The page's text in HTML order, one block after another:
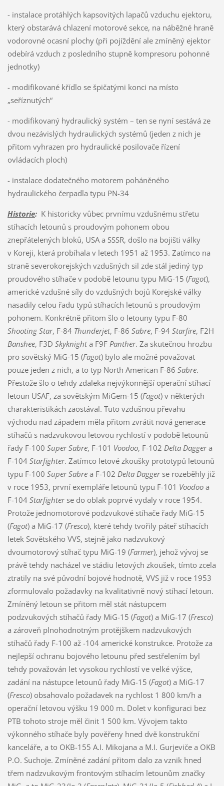
- instalace protáhlých kapsovitých lapačů vzduchu ejektoru,
který obstarává chlazení motorové sekce, na náběžné hraně
vodorovné ocasní plochy (při pojíždění ale zmíněný ejektor
odebírá vzduch z posledního stupně kompresoru pohonné
jednotky)
- modifikované křídlo se špičatými konci na místo
„seříznutých“
- modifikovaný hydraulický systém – ten se nyní sestává ze
dvou nezávislých hydraulických systémů (jeden z nich je
přitom vyhrazen pro hydraulické posilovače řízení
ovládacích ploch)
- instalace dodatečného motorem poháněného
hydraulického čerpadla typu PN-34
Historie:K historicky vůbec prvnímu vzdušnému střetu
stíhacích letounů s proudovým pohonem obou
znepřátelených bloků, USA a SSSR, došlo na bojišti války
v Koreji, která probíhala v letech 1951 až 1953. Zatímco na
straně severokorejských vzdušných sil zde stál jediný typ
proudového stíhače v podobě letounu typu MiG-15 (Fagot),
americké vzdušné síly do vzdušných bojů Korejské války
nasadily celou řadu typů stíhacích letounů s proudovým
pohonem. Konkrétně přitom šlo o letouny typu F-80
Shooting Star, F-84 Thunderjet, F-86 Sabre, F-94 Starfire, F2H
Banshee, F3D Skyknighta F9F Panther. Za skutečnou hrozbu
pro sovětský MiG-15 (Fagot) bylo ale možné považovat
pouze jeden z nich, a to typ North American F-86 Sabre.
Přestože šlo o tehdy zdaleka nejvýkonnější operační stíhací
letoun USAF, za sovětským MiGem-15 (Fagot) v některých
charakteristikách zaostával. Tuto vzdušnou převahu
východu nad západem měla přitom zvrátit nová generace
stíhačů s nadzvukovou letovou rychlostí v podobě letounů
řady F-100 Super Sabre, F-101 Voodoo, F-102 Delta Daggera
F-104 Starfighter. Zatímco letové zkoušky prototypů letounů
typu F-100 Super Sabrea F-102 Delta Daggerse rozeběhly již
v roce 1953, první exempláře letounů typu F-101 Voodooa
F-104 Starfighterse do oblak poprvé vydaly v roce 1954.
Protože jednomotorové podzvukové stíhače řady MiG-15
(Fagot) a MiG-17 (Fresco), které tehdy tvořily páteř stíhacích
letek Sovětského VVS, stejně jako nadzvukový
dvoumotorový stíhač typu MiG-19 (Farmer), jehož vývoj se
právě tehdy nacházel ve stádiu letových zkoušek, tímto zcela
ztratily na své původní bojové hodnotě, VVS již v roce 1953
zformulovalo požadavky na kvalitativně nový stíhací letoun.
Zmíněný letoun se přitom měl stát nástupcem
podzvukových stíhačů řady MiG-15 (Fagot) a MiG-17 (Fresco)
a zároveň plnohodnotným protějškem nadzvukových
stíhačů řady F-100 až -104 americké konstrukce. Protože za
nejlepší ochranu bojového letounu před sestřelením byl
tehdy považován let vysokou rychlostí ve velké výšce,
zadání na nástupce letounů řady MiG-15 (Fagot) a MiG-17
(Fresco) obsahovalo požadavek na rychlost 1 800 km/h a
operační letovou výšku 19 000 m. Dolet v konfiguraci bez
PTB tohoto stroje měl činit 1 500 km. Vývojem takto
výkonného stíhače byly pověřeny hned dvě konstrukční
kanceláře, a to OKB-155 A.I. Mikojana a M.I. Gurjeviče a OKB
P.O. Suchoje. Zmíněné zadání přitom dalo za vznik hned
třem nadzvukovým frontovým stíhacím letounům značky